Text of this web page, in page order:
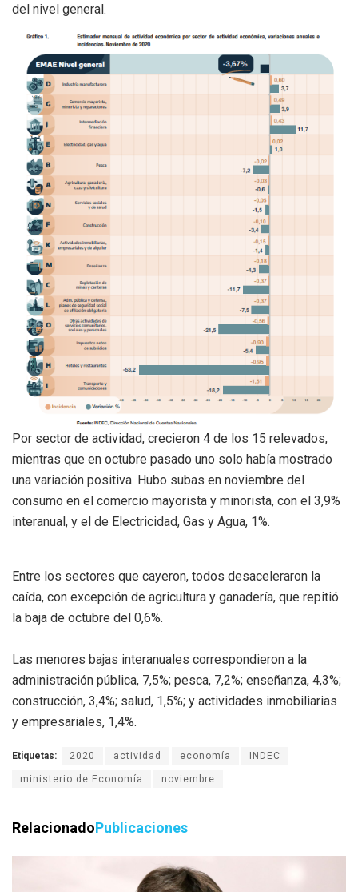
del nivel general.
Por sector de actividad, crecieron 4 de los 15 relevados,
mientras que en octubre pasado uno solo había mostrado
una variación positiva. Hubo subas en noviembre del
consumo en el comercio mayorista y minorista, con el 3,9%
interanual, y el de Electricidad, Gas y Agua, 1%.
Entre los sectores que cayeron, todos desaceleraron la
caída, con excepción de agricultura y ganadería, que repitió
la baja de octubre del 0,6%.
Las menores bajas interanuales correspondieron a la
administración pública, 7,5%; pesca, 7,2%; enseñanza, 4,3%;
construcción, 3,4%; salud, 1,5%; y actividades inmobiliarias
y empresariales, 1,4%.
Etiquetas: 2020 actividad economía INDEC
ministerio de Economía noviembre
RelacionadoPublicaciones